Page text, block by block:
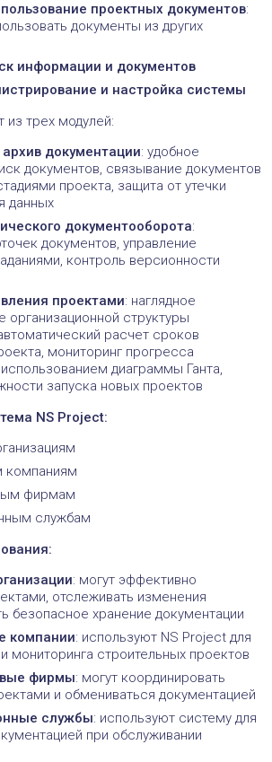
проектных документов:
документы из других
информации и документов
и настройка системы
из трех модулей:
документации: удобное
документов, связывание документов
проекта, защита от утечки
данных
документооборота:
документов, управление
контроль версионности
проектами: наглядное
организационной структуры
расчет сроков
мониторинг прогресса
диаграммы Ганта,
запуска новых проектов
NS Project:
компаниям
фирмам
службам
: могут эффективно
отслеживать изменения
безопасное хранение документации
компании: используют NS Project для
мониторинга строительных проектов
фирмы: могут координировать
и обмениваться документацией
службы: используют систему для
при обслуживании